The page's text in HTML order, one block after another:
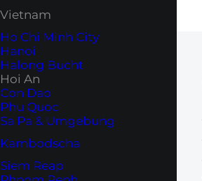
Vietnam
Ho Chi Minh City
Hanoi
Halong Bucht
Hoi An
Con Dao
Phu Quoc
Sa Pa & Umgebung
Kambodscha
Siem Reap